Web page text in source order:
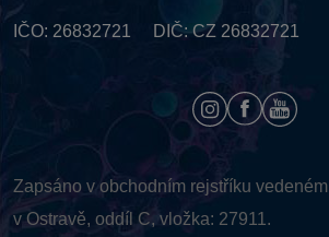
IČO: 26832721 DIČ: CZ 26832721
Zapsáno v obchodním rejstříku vedeném
v Ostravě, oddíl C, vložka: 27911.